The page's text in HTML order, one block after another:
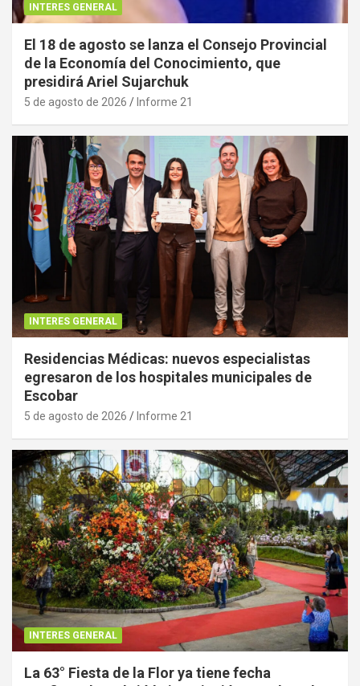
INTERES GENERAL
El 18 de agosto se lanza el Consejo Provincial
de la Economía del Conocimiento, que
presidirá Ariel Sujarchuk
5 de agosto de 2026 Informe 21
INTERES GENERAL
Residencias Médicas: nuevos especialistas
egresaron de los hospitales municipales de
Escobar
5 de agosto de 2026 Informe 21
INTERES GENERAL
La 63° Fiesta de la Flor ya tiene fecha